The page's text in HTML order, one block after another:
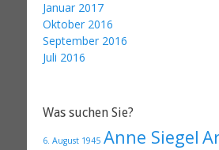
Januar 2017
Oktober 2016
September 2016
Juli 2016
Was suchen Sie?
6. August 1945 Anne Siegel